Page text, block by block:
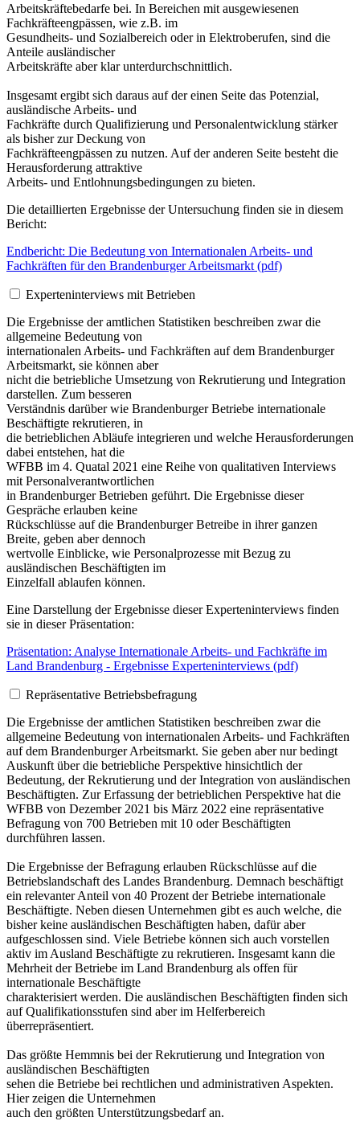
Arbeitskräftebedarfe bei. In Bereichen mit ausgewiesenen
Fachkräfteengpässen, wie z.B. im
Gesundheits- und Sozialbereich oder in Elektroberufen, sind die
Anteile ausländischer
Arbeitskräfte aber klar unterdurchschnittlich.
Insgesamt ergibt sich daraus auf der einen Seite das Potenzial,
ausländische Arbeits- und
Fachkräfte durch Qualifizierung und Personalentwicklung stärker
als bisher zur Deckung von
Fachkräfteengpässen zu nutzen. Auf der anderen Seite besteht die
Herausforderung attraktive
Arbeits- und Entlohnungsbedingungen zu bieten.
Die detaillierten Ergebnisse der Untersuchung finden sie in diesem
Bericht:
Endbericht: Die Bedeutung von Internationalen Arbeits- und
Fachkräften für den Brandenburger Arbeitsmarkt (pdf)
Experteninterviews mit Betrieben
Die Ergebnisse der amtlichen Statistiken beschreiben zwar die
allgemeine Bedeutung von
internationalen Arbeits- und Fachkräften auf dem Brandenburger
Arbeitsmarkt, sie können aber
nicht die betriebliche Umsetzung von Rekrutierung und Integration
darstellen. Zum besseren
Verständnis darüber wie Brandenburger Betriebe internationale
Beschäftigte rekrutieren, in
die betrieblichen Abläufe integrieren und welche Herausforderungen
dabei entstehen, hat die
WFBB im 4. Quatal 2021 eine Reihe von qualitativen Interviews
mit Personalverantwortlichen
in Brandenburger Betrieben geführt. Die Ergebnisse dieser
Gespräche erlauben keine
Rückschlüsse auf die Brandenburger Betreibe in ihrer ganzen
Breite, geben aber dennoch
wertvolle Einblicke, wie Personalprozesse mit Bezug zu
ausländischen Beschäftigten im
Einzelfall ablaufen können.
Eine Darstellung der Ergebnisse dieser Experteninterviews finden
sie in dieser Präsentation:
Präsentation: Analyse Internationale Arbeits- und Fachkräfte im
Land Brandenburg - Ergebnisse Experteninterviews (pdf)
Repräsentative Betriebsbefragung
Die Ergebnisse der amtlichen Statistiken beschreiben zwar die
allgemeine Bedeutung von internationalen Arbeits- und Fachkräften
auf dem Brandenburger Arbeitsmarkt. Sie geben aber nur bedingt
Auskunft über die betriebliche Perspektive hinsichtlich der
Bedeutung, der Rekrutierung und der Integration von ausländischen
Beschäftigten. Zur Erfassung der betrieblichen Perspektive hat die
WFBB von Dezember 2021 bis März 2022 eine repräsentative
Befragung von 700 Betrieben mit 10 oder Beschäftigten
durchführen lassen.
Die Ergebnisse der Befragung erlauben Rückschlüsse auf die
Betriebslandschaft des Landes Brandenburg. Demnach beschäftigt
ein relevanter Anteil von 40 Prozent der Betriebe internationale
Beschäftigte. Neben diesen Unternehmen gibt es auch welche, die
bisher keine ausländischen Beschäftigten haben, dafür aber
aufgeschlossen sind. Viele Betriebe können sich auch vorstellen
aktiv im Ausland Beschäftigte zu rekrutieren. Insgesamt kann die
Mehrheit der Betriebe im Land Brandenburg als offen für
internationale Beschäftigte
charakterisiert werden. Die ausländischen Beschäftigten finden sich
auf Qualifikationsstufen sind aber im Helferbereich
überrepräsentiert.
Das größte Hemmnis bei der Rekrutierung und Integration von
ausländischen Beschäftigten
sehen die Betriebe bei rechtlichen und administrativen Aspekten.
Hier zeigen die Unternehmen
auch den größten Unterstützungsbedarf an.